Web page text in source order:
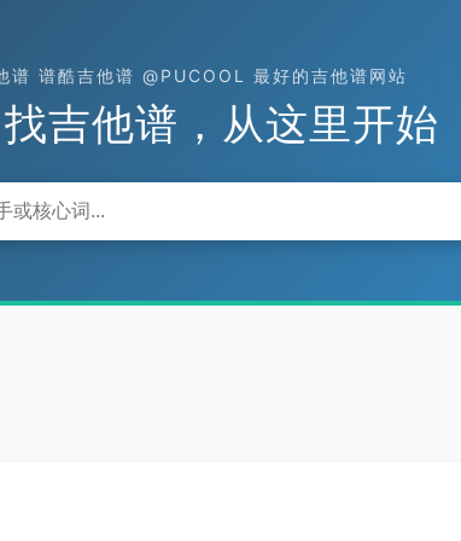
谱 谱酷吉他谱 @PUCOOL 最好的吉他谱网站
找吉他谱，从这里开始